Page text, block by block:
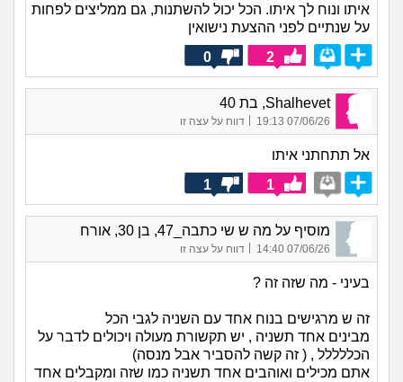
איתו ונוח לך איתו. הכל יכול להשתנות, גם ממליצים לפחות
על שנתיים לפני ההצעת נישואין
2
0
Shalhevet, בת 40
07/06/26 19:13
| דווח על עצה זו
אל תתחתני איתו
1
1
מוסיף על מה ש שי כתבה_47, בן 30, אורח
07/06/26 14:40 דווח על עצה זו
בעיני - מה שזה זה ?
זה ש מרגישים בנוח אחד עם השניה לגבי הכל
מבינים אחד תשניה , יש תקשורת מעולה ויכולים לדבר על
הכללללל , ( זה קשה להסביר אבל מנסה)
אתם מכילים ואוהבים אחד תשניה כמו שזה ומקבלים אחד